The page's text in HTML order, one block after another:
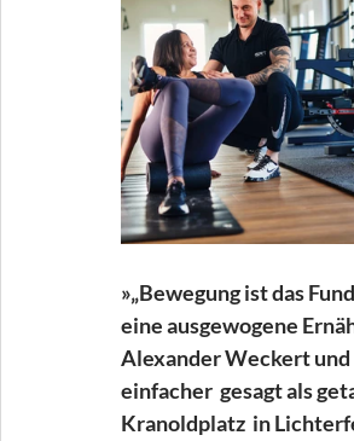
»„Bewegung ist das
eine ausgewogene
Alexander Weckert und
einfacher  gesagt als
Kranoldplatz  in